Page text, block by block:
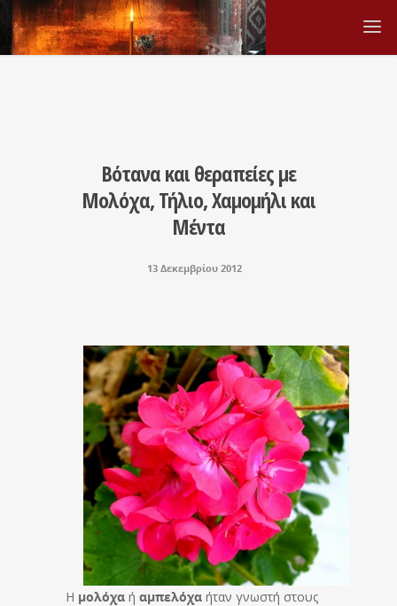
Βότανα και θεραπείες με
Μολόχα, Τήλιο, Χαμομήλι και
Μέντα
13 Δεκεμβρίου 2012
Η μολόχα ή αμπελόχα ήταν γνωστή στους